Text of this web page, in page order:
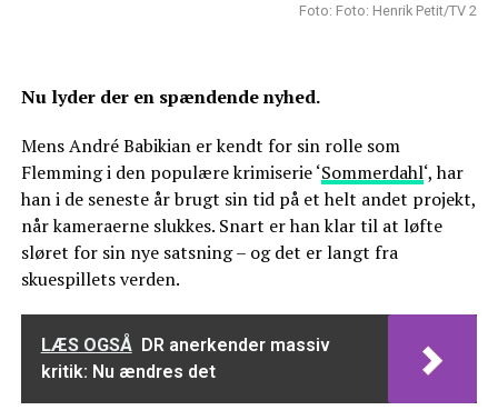
Foto: Foto: Henrik Petit/TV 2
Nu lyder der en spændende nyhed.
Mens André Babikian er kendt for sin rolle som
Flemming i den populære krimiserie ‘Sommerdahl‘, har
han i de seneste år brugt sin tid på et helt andet projekt,
når kameraerne slukkes. Snart er han klar til at løfte
sløret for sin nye satsning – og det er langt fra
skuespillets verden.
LÆS OGSÅ DR anerkender massiv
kritik: Nu ændres det